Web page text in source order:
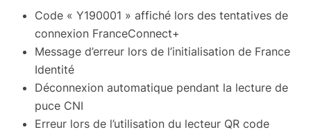
Code « Y190001 » affiché lors des tentatives de
connexion FranceConnect+
Message d’erreur lors de l’initialisation de France
Identité
Déconnexion automatique pendant la lecture de
puce CNI
Erreur lors de l’utilisation du lecteur QR code